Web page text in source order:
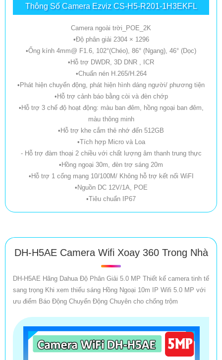
Thông Số Camera Ezviz CS-H5-R201-1H3EKFL
Camera ngoài trời_POE_2K
•Độ phân giải 2304 × 1296
•Ống kính 4mm@ F1.6, 102°(Chéo), 86° (Ngang), 46° (Dọc)
•Hỗ trợ DWDR, 3D DNR , ICR
•Chuấn nén H.265/H.264
•Phát hiện chuyển động, phát hiện hình dáng người/ phương tiện
•Hỗ trợ cảnh báo bằng còi và đèn chớp
•Hỗ trợ 3 chế độ hoạt động: màu ban đêm, hồng ngoại ban đêm,
màu thông minh
•Hỗ trợ khe cắm thẻ nhớ đến 512GB
•Tích hợp Micro và Loa
- Hỗ trợ đàm thoại 2 chiều với chất lượng âm thanh trung thực
•Hồng ngoại 30m, đèn trợ sáng 20m
•Hỗ trợ 1 cổng mạng 10/100M/ Không hỗ trợ kết nối WiFI
•Nguồn DC 12V/1A, POE
•Tiêu chuẩn IP67
DH-H5AE Camera Wifi Xoay 360 Trong Nhà
DH-H5AE Hãng Dahua Độ Phân Giải 5.0 MP Thiết kế camera tinh tế
sang trọng Khi xem thiếu sáng Hồng Ngoại 10m IP Wifi 5.0 MP với
ưu điểm Báo Động Chuyển Động Chuyên cho chống trộm